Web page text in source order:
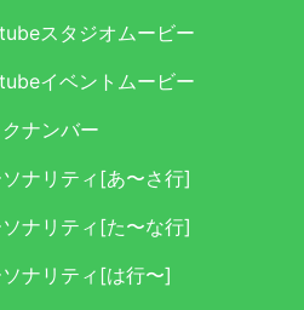
スタジオムービー
イベントムービー
ナンバー
ナリティ[あ〜さ行]
ナリティ[た〜な行]
ナリティ[は行〜]